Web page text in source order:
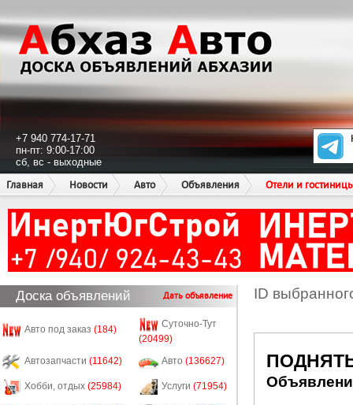
+7 940 774-17-71
пн-пт: 9:00-17:00
сб, вс - выходные
Главная
Новости Авто Объявления Отели и
Доска объявлений Дать объявление
Авто под заказ (184)
Суточно-Тут
(20499)
Автозапчасти (11642) Авто (136627)
Хобби, отдых (25984) Услуги (71954)
ID